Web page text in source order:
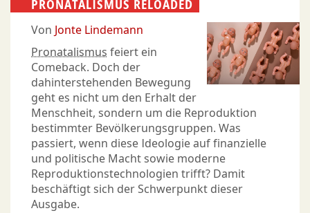
PRONATALISMUS RELOADED
Von Jonte Lindemann
Pronatalismus feiert ein
Comeback. Doch der
dahinterstehenden Bewegung
geht es nicht um den Erhalt der
Menschheit, sondern um die Reproduktion
bestimmter Bevölkerungsgruppen. Was
passiert, wenn diese Ideologie auf finanzielle
und politische Macht sowie moderne
Reproduktionstechnologien trifft? Damit
beschäftigt sich der Schwerpunkt dieser
Ausgabe.